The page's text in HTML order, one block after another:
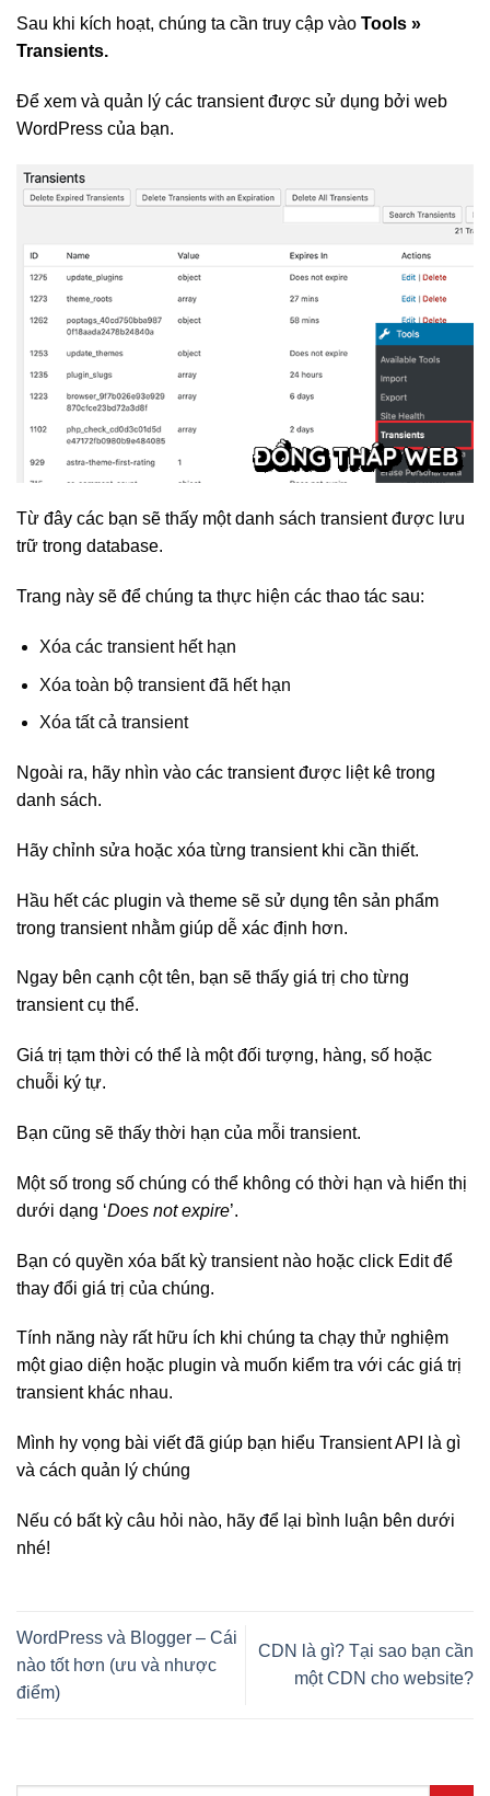
Sau khi kích hoạt, chúng ta cần truy cập vào Tools »
Transients.
Để xem và quản lý các transient được sử dụng bởi web
WordPress của bạn.
Từ đây các bạn sẽ thấy một danh sách transient được lưu
trữ trong database.
Trang này sẽ để chúng ta thực hiện các thao tác sau:
Xóa các transient hết hạn
Xóa toàn bộ transient đã hết hạn
Xóa tất cả transient
Ngoài ra, hãy nhìn vào các transient được liệt kê trong
danh sách.
Hãy chỉnh sửa hoặc xóa từng transient khi cần thiết.
Hầu hết các plugin và theme sẽ sử dụng tên sản phẩm
trong transient nhằm giúp dễ xác định hơn.
Ngay bên cạnh cột tên, bạn sẽ thấy giá trị cho từng
transient cụ thể.
Giá trị tạm thời có thể là một đối tượng, hàng, số hoặc
chuỗi ký tự.
Bạn cũng sẽ thấy thời hạn của mỗi transient.
Một số trong số chúng có thể không có thời hạn và hiển thị
dưới dạng ‘Does not expire’.
Bạn có quyền xóa bất kỳ transient nào hoặc click Edit để
thay đổi giá trị của chúng.
Tính năng này rất hữu ích khi chúng ta chạy thử nghiệm
một giao diện hoặc plugin và muốn kiểm tra với các giá trị
transient khác nhau.
Mình hy vọng bài viết đã giúp bạn hiểu Transient API là gì
và cách quản lý chúng
Nếu có bất kỳ câu hỏi nào, hãy để lại bình luận bên dưới
nhé!
WordPress và Blogger – Cái
nào tốt hơn (ưu và nhược
điểm)
CDN là gì? Tại sao bạn cần
một CDN cho website?